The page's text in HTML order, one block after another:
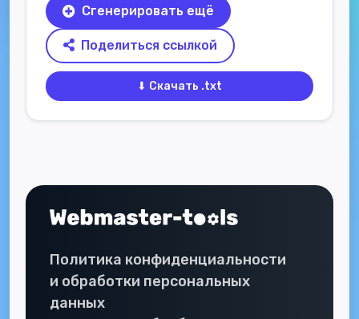
Сгенерировать ещё
Поделиться ссылкой
⬇ Скачать .txt
Политика конфиденциальности
и обработки персональных
данных